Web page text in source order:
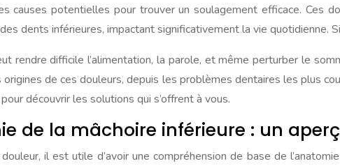
causes potentielles pour trouver un soulagement efficace. Ces
dents inférieures, impactant significativement la vie
rendre difficile l’alimentation, la parole, et même perturber le
de ces douleurs, depuis les problèmes dentaires les plus
découvrir les solutions qui s’offrent à vous.
de la mâchoire inférieure : un
il est utile d’avoir une compréhension de base de